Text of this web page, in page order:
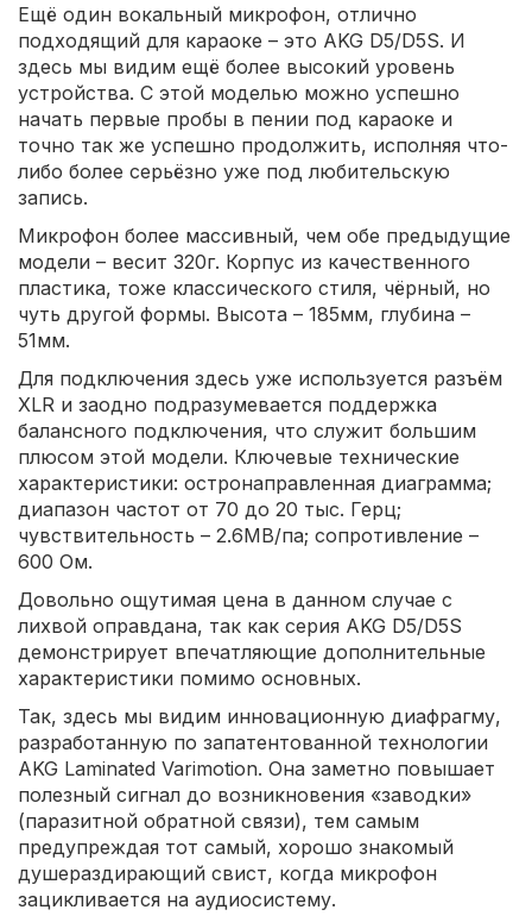
Ещё один вокальный микрофон, отлично
подходящий для караоке – это AKG D5/D5S. И
здесь мы видим ещё более высокий уровень
устройства. С этой моделью можно успешно
начать первые пробы в пении под караоке и
точно так же успешно продолжить, исполняя что-
либо более серьёзно уже под любительскую
запись.
Микрофон более массивный, чем обе предыдущие
модели – весит 320г. Корпус из качественного
пластика, тоже классического стиля, чёрный, но
чуть другой формы. Высота – 185мм, глубина –
51мм.
Для подключения здесь уже используется разъём
XLR и заодно подразумевается поддержка
балансного подключения, что служит большим
плюсом этой модели. Ключевые технические
характеристики: остронаправленная диаграмма;
диапазон частот от 70 до 20 тыс. Герц;
чувствительность – 2.6МВ/па; сопротивление –
600 Ом.
Довольно ощутимая цена в данном случае с
лихвой оправдана, так как серия AKG D5/D5S
демонстрирует впечатляющие дополнительные
характеристики помимо основных.
Так, здесь мы видим инновационную диафрагму,
разработанную по запатентованной технологии
AKG Laminated Varimotion. Она заметно повышает
полезный сигнал до возникновения «заводки»
(паразитной обратной связи), тем самым
предупреждая тот самый, хорошо знакомый
душераздирающий свист, когда микрофон
зацикливается на аудиосистему.